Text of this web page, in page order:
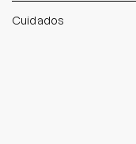
Cuidados